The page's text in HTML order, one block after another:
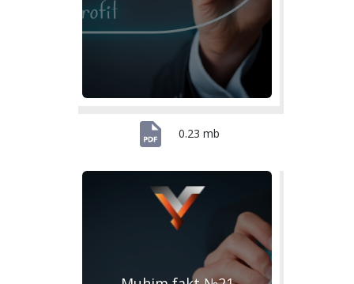
0.23 mb